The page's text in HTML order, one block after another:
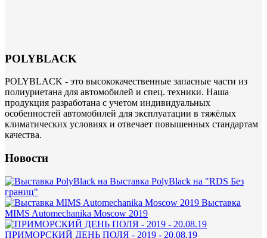
POLYBLACK
POLYBLACK - это высококачественные запасные части из
полиуриетана для автомобилей и спец. техники. Наша
продукция разработана с учетом индивидуальных
особенностей автомобилей для эксплуатации в тяжёлых
климатических условиях и отвечает повышенных стандартам
качества.
Новости
Выставка PolyBlack на "RDS Без
границ"
Выставка
MIMS Automechanika Moscow 2019
ПРИМОРСКИЙ ДЕНЬ ПОЛЯ - 2019 - 20.08.19